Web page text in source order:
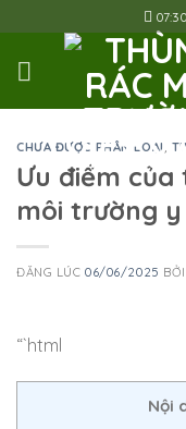
to
content
CHƯA ĐƯỢC PHÂN LOẠI ,
Ưu điểm
môi trường
ĐĂNG LÚC06/06/2025 BỞI
“`html
Nội